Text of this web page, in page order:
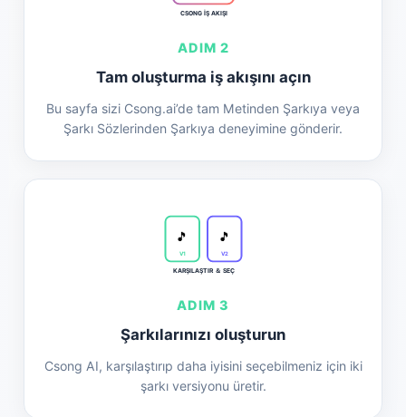
CSONG İŞ AKIŞI
ADIM 2
Tam oluşturma iş akışını açın
Bu sayfa sizi Csong.ai’de tam Metinden Şarkıya veya
Şarkı Sözlerinden Şarkıya deneyimine gönderir.
🎵
V1
🎵
V2
KARŞILAŞTIR ＆ SEÇ
ADIM 3
Şarkılarınızı oluşturun
Csong AI, karşılaştırıp daha iyisini seçebilmeniz için iki
şarkı versiyonu üretir.